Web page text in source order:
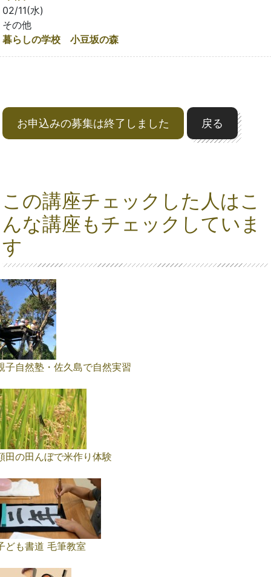
02/11(水)
その他
暮らしの学校 小豆坂の森
お申込みの募集は終了しました 戻る
この講座チェックした人はこ
んな講座もチェックしていま
す
子自然塾・佐久島で自然実習
田の田んぼで米作り体験
ども書道 毛筆教室